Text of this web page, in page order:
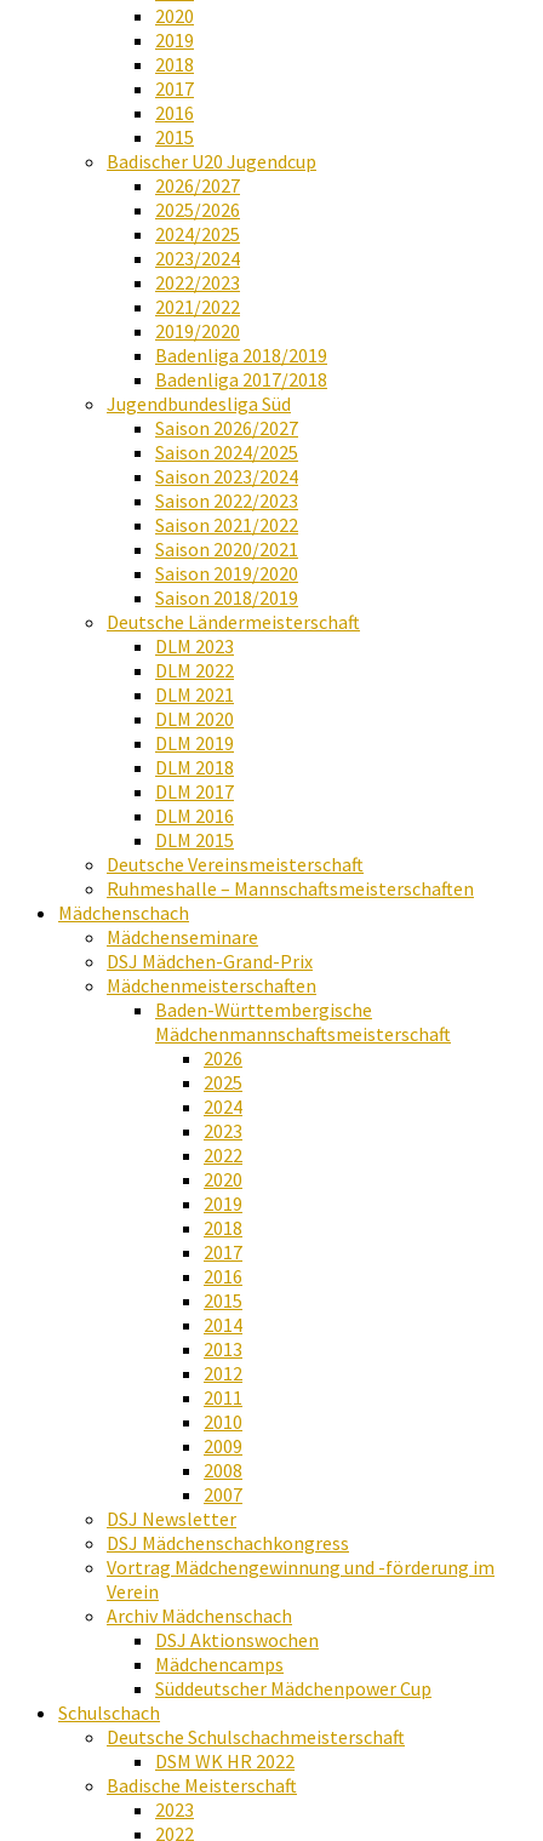
2020
2019
2018
2017
2016
2015
Badischer U20 Jugendcup
2026/2027
2025/2026
2024/2025
2023/2024
2022/2023
2021/2022
2019/2020
Badenliga 2018/2019
Badenliga 2017/2018
Jugendbundesliga Süd
Saison 2026/2027
Saison 2024/2025
Saison 2023/2024
Saison 2022/2023
Saison 2021/2022
Saison 2020/2021
Saison 2019/2020
Saison 2018/2019
Deutsche Ländermeisterschaft
DLM 2023
DLM 2022
DLM 2021
DLM 2020
DLM 2019
DLM 2018
DLM 2017
DLM 2016
DLM 2015
Deutsche Vereinsmeisterschaft
Ruhmeshalle – Mannschaftsmeisterschaften
Mädchenschach
Mädchenseminare
DSJ Mädchen-Grand-Prix
Mädchenmeisterschaften
Baden-Württembergische
Mädchenmannschaftsmeisterschaft
2026
2025
2024
2023
2022
2020
2019
2018
2017
2016
2015
2014
2013
2012
2011
2010
2009
2008
2007
DSJ Newsletter
DSJ Mädchenschachkongress
Vortrag Mädchengewinnung und -förderung im
Verein
Archiv Mädchenschach
DSJ Aktionswochen
Mädchencamps
Süddeutscher Mädchenpower Cup
Schulschach
Deutsche Schulschachmeisterschaft
DSM WK HR 2022
Badische Meisterschaft
2023
2022